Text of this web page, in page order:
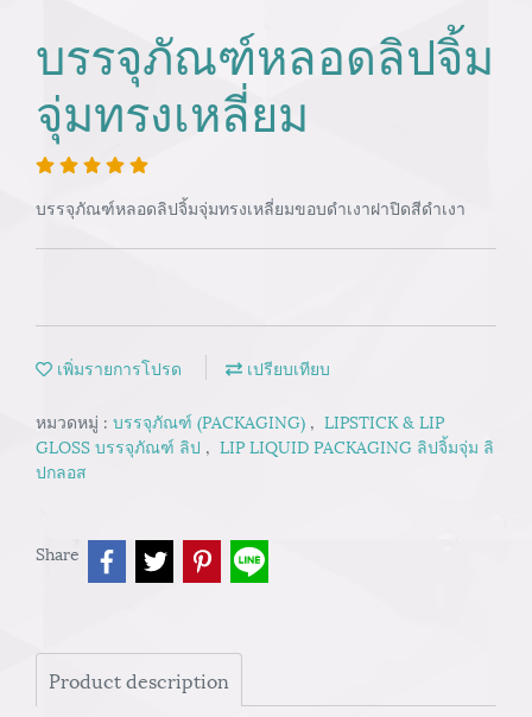
บรรจุภัณฑ์หลอดลิปจิ้ม
จุ่มทรงเหลี่ยม
บรรจุภัณฑ์หลอดลิปจิ้มจุ่มทรงเหลี่ยมขอบดำเงาฝาปิดสีดำเงา
เพิ่มรายการโปรด เปรียบเทียบ
หมวดหมู่ : บรรจุภัณฑ์ (PACKAGING) , LIPSTICK & LIP
GLOSS บรรจุภัณฑ์ ลิป , LIP LIQUID PACKAGING ลิปจิ้มจุ่ม ลิ
ปกลอส
Share
Product description